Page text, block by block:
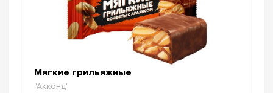
Мягкие грильяжные
"Акконд"